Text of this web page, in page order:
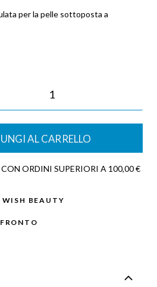
per la pelle sottoposta a
AL CARRELLO
CON ORDINI SUPERIORI A 100,00 €
BEAUTY